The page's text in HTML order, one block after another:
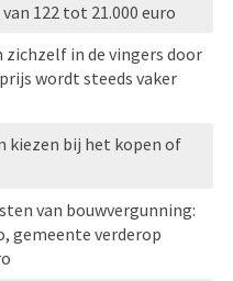
122 tot 21.000 euro
zichzelf in de vingers door
wordt steeds vaker
kiezen bij het kopen of
van bouwvergunning:
gemeente verderop